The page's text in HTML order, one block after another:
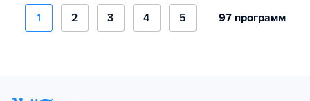
1 2 3 4 5 97 программ